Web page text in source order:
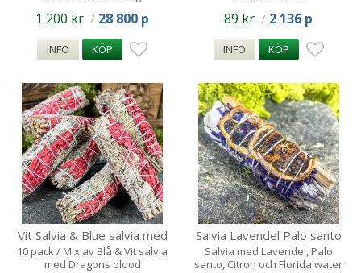
1 200 kr / 28 800 p
INFO KÖP
89 kr / 2 136 p
INFO KÖP
Vit Salvia & Blue salvia med
Dragons blood 10st /
10 pack / Mix av Blå & Vit salvia
med Dragons blood
Salvia Lavendel Palo santo
Citron Florida Water 1s
Salvia med Lavendel, Palo
santo, Citron och Florida water